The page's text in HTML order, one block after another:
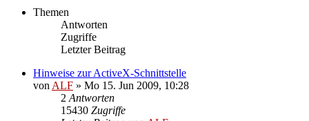
Themen
Antworten
Zugriffe
Letzter Beitrag
Hinweise zur ActiveX-Schnittstelle
von ALF » Mo 15. Jun 2009, 10:28
2 Antworten
15430 Zugriffe